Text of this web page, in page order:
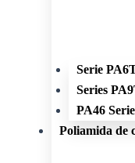
Serie
Series
PA46
Poliamida de